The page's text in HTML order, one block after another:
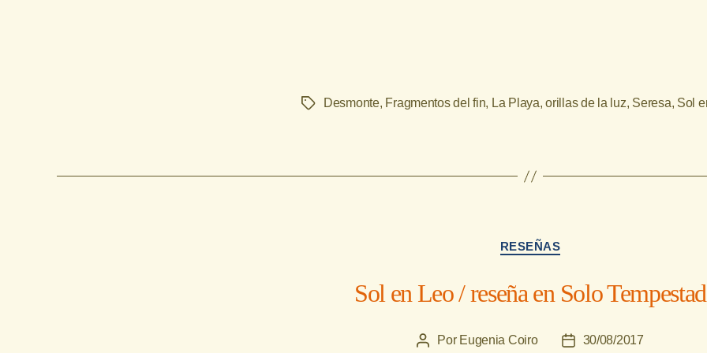
EtiquetasDesmonte, Fragmentos del fin, La Playa,orillas de la luz, Seresa, Sol
Categorías
RESEÑAS
Sol en Leo / reseña en Solo Tempestad
Autor
Por Eugenia Coiro
Fecha30/08/2017